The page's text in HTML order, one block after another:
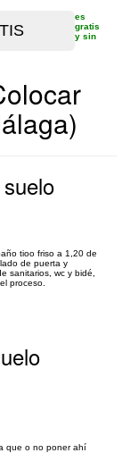
es
gratis
y sin
tioo friso a 1,20 de
de puerta y
sanitarios, wc y bidé,
proceso.
que o no poner ahí